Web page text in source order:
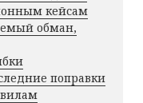
кейсам
обман,
поправки